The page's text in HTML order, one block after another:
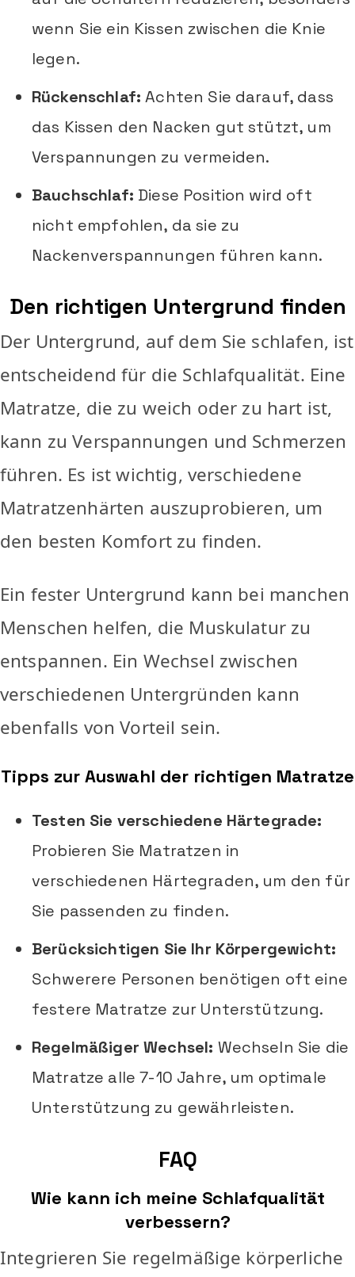
wenn Sie ein Kissen zwischen die Knie
legen.
Rückenschlaf: Achten Sie darauf, dass
das Kissen den Nacken gut stützt, um
Verspannungen zu vermeiden.
Bauchschlaf: Diese Position wird oft
nicht empfohlen, da sie zu
Nackenverspannungen führen kann.
Den richtigen Untergrund finden
Der Untergrund, auf dem Sie schlafen, ist
entscheidend für die Schlafqualität. Eine
Matratze, die zu weich oder zu hart ist,
kann zu Verspannungen und Schmerzen
führen. Es ist wichtig, verschiedene
Matratzenhärten auszuprobieren, um
den besten Komfort zu finden.
Ein fester Untergrund kann bei manchen
Menschen helfen, die Muskulatur zu
entspannen. Ein Wechsel zwischen
verschiedenen Untergründen kann
ebenfalls von Vorteil sein.
Tipps zur Auswahl der richtigen Matratze
Testen Sie verschiedene Härtegrade:
Probieren Sie Matratzen in
verschiedenen Härtegraden, um den für
Sie passenden zu finden.
Berücksichtigen Sie Ihr Körpergewicht:
Schwerere Personen benötigen oft eine
festere Matratze zur Unterstützung.
Regelmäßiger Wechsel: Wechseln Sie die
Matratze alle 7-10 Jahre, um optimale
Unterstützung zu gewährleisten.
FAQ
Wie kann ich meine Schlafqualität
verbessern?
Integrieren Sie regelmäßige körperliche